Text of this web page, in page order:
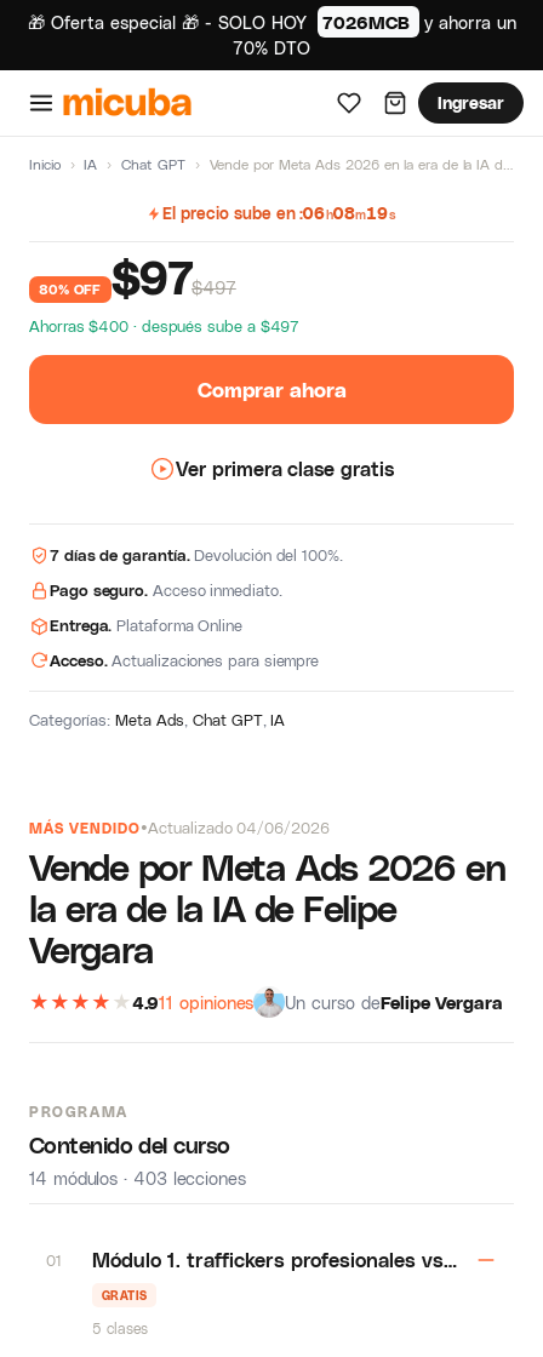
🎁 Oferta especial 🎁 - SOLO HOY 7026MCB
y ahorra un
70% DTO
Ingresar
Inicio › IA › Chat GPT › Vende por Meta Ads 2026 en la era de la IA de Felipe Vergara
MÁS VENDIDO Actualizado 04/06/2026
Vende por Meta Ads 2026 en
la era de la IA de Felipe
Vergara
★ ★ ★ ★ ★4.911 opiniones Un curso deFelipe Vergara
PROGRAMA
Contenido del curso
14 módulos · 403 lecciones
01 Módulo 1. traffickers profesionales vs
GRATIS
5 clases
El precio sube en 06h08m19s
80% OFF $97$497
Ahorras $400 · después sube a $497
Comprar ahora
Ver primera clase gratis
7 días de garantía.Devolución del 100%.
Pago seguro. Acceso inmediato.
Entrega. Plataforma Online
Acceso.Actualizaciones para siempre
Categorías:Meta Ads ,Chat GPT,IA